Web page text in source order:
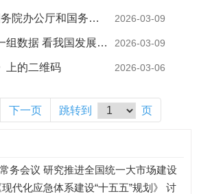
2026-03-09
听民意 汇民智|国务院办公厅和国务院有关部门旁听全国两会，将代表委员真知灼见化为实招硬招
2026-03-09
从政府工作报告一组数据 看我国发展的蓬勃活力
2026-03-06
上的二维码
下一页 跳转到 页
务会议 研究推进全国统一大市场建设
代化应急体系建设“十五五”规划》 讨